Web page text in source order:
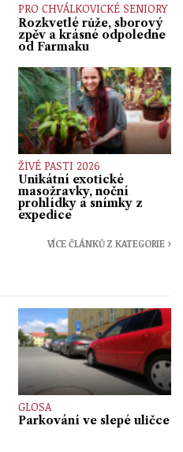
PRO CHVÁLKOVICKÉ SENIORY
Rozkvetlé růže, sborový
zpěv a krásné odpoledne
od Farmaku
ŽIVÉ PASTI 2026
Unikátní exotické
masožravky, noční
prohlídky a snímky z
expedice
VÍCE ČLÁNKŮ Z KATEGORIE ›
GLOSA
Parkování ve slepé uličce